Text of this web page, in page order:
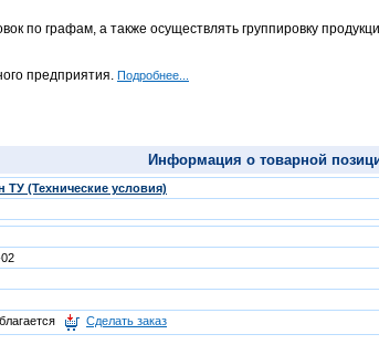
по графам, а также осуществлять группировку
предприятия. Подробнее...
Информация о товарной
ТУ (Технические условия)
Сделать заказ